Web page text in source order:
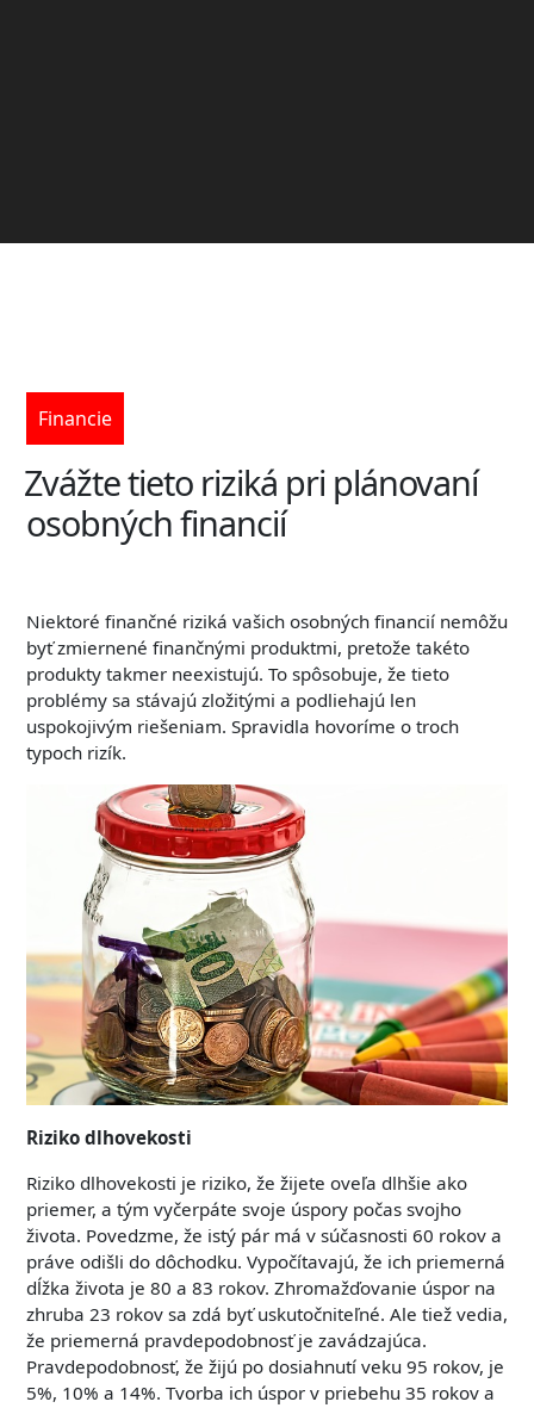
Financie
Zvážte tieto riziká pri plánovaní
osobných financií
Niektoré finančné riziká vašich osobných financií nemôžu
byť zmiernené finančnými produktmi, pretože takéto
produkty takmer neexistujú. To spôsobuje, že tieto
problémy sa stávajú zložitými a podliehajú len
uspokojivým riešeniam. Spravidla hovoríme o troch
typoch rizík.
Riziko dlhovekosti
Riziko dlhovekosti je riziko, že žijete oveľa dlhšie ako
priemer, a tým vyčerpáte svoje úspory počas svojho
života. Povedzme, že istý pár má v súčasnosti 60 rokov a
práve odišli do dôchodku. Vypočítavajú, že ich priemerná
dĺžka života je 80 a 83 rokov. Zhromažďovanie úspor na
zhruba 23 rokov sa zdá byť uskutočniteľné. Ale tiež vedia,
že priemerná pravdepodobnosť je zavádzajúca.
Pravdepodobnosť, že žijú po dosiahnutí veku 95 rokov, je
5%, 10% a 14%. Tvorba ich úspor v priebehu 35 rokov a